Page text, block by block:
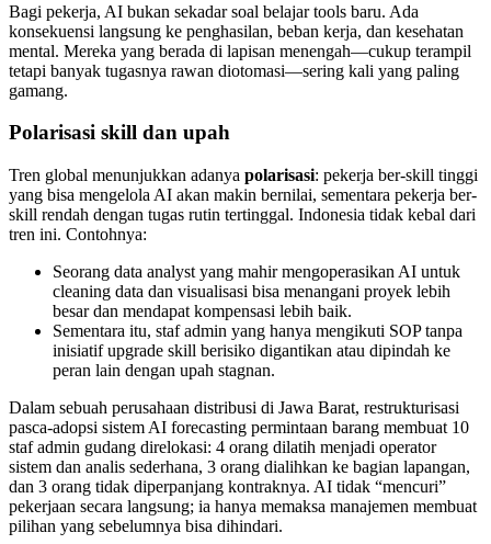
Bagi pekerja, AI bukan sekadar soal belajar tools baru. Ada
konsekuensi langsung ke penghasilan, beban kerja, dan kesehatan
mental. Mereka yang berada di lapisan menengah—cukup terampil
tetapi banyak tugasnya rawan diotomasi—sering kali yang paling
gamang.
Polarisasi skill dan upah
Tren global menunjukkan adanya polarisasi: pekerja ber-skill tinggi
yang bisa mengelola AI akan makin bernilai, sementara pekerja ber-
skill rendah dengan tugas rutin tertinggal. Indonesia tidak kebal dari
tren ini. Contohnya:
Seorang data analyst yang mahir mengoperasikan AI untuk
cleaning data dan visualisasi bisa menangani proyek lebih
besar dan mendapat kompensasi lebih baik.
Sementara itu, staf admin yang hanya mengikuti SOP tanpa
inisiatif upgrade skill berisiko digantikan atau dipindah ke
peran lain dengan upah stagnan.
Dalam sebuah perusahaan distribusi di Jawa Barat, restrukturisasi
pasca-adopsi sistem AI forecasting permintaan barang membuat 10
staf admin gudang direlokasi: 4 orang dilatih menjadi operator
sistem dan analis sederhana, 3 orang dialihkan ke bagian lapangan,
dan 3 orang tidak diperpanjang kontraknya. AI tidak “mencuri”
pekerjaan secara langsung; ia hanya memaksa manajemen membuat
pilihan yang sebelumnya bisa dihindari.